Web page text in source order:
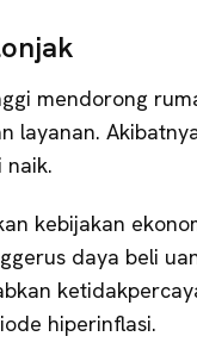
mendorong
layanan.
naik.
kebijakan
daya beli
hiperinflasi.